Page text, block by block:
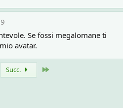
Se fossi megalomane ti
avatar.
Succ.